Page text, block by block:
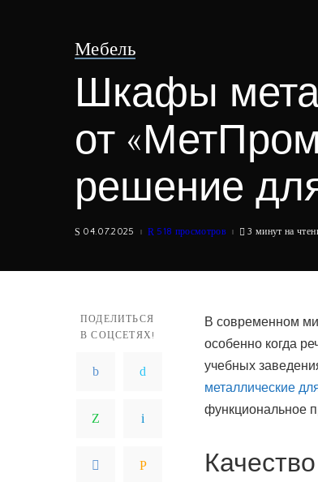
Мебель
Шкафы
от
решение
04.07.2025 518 просмотров 3 минут на
ПОДЕЛИТЬСЯ
В СОЦСЕТЯХ!
В современном
особенно когда
учебных
металлические
функциональное